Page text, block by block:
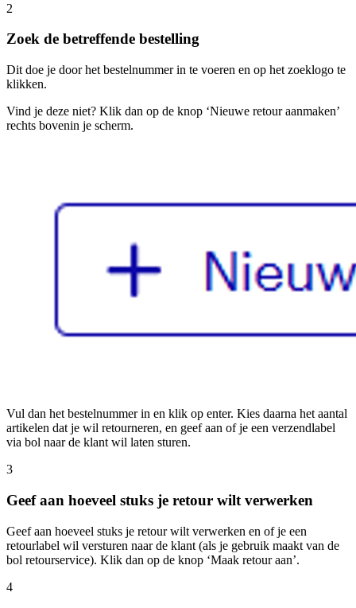
2
Zoek de betreffende bestelling
Dit doe je door het bestelnummer in te voeren en op het zoeklogo te
klikken.
Vind je deze niet? Klik dan op de knop ‘Nieuwe retour aanmaken’
rechts bovenin je scherm.
Vul dan het bestelnummer in en klik op enter. Kies daarna het aantal
artikelen dat je wil retourneren, en geef aan of je een verzendlabel
via bol naar de klant wil laten sturen.
3
Geef aan hoeveel stuks je retour wilt verwerken
Geef aan hoeveel stuks je retour wilt verwerken en of je een
retourlabel wil versturen naar de klant (als je gebruik maakt van de
bol retourservice). Klik dan op de knop ‘Maak retour aan’.
4